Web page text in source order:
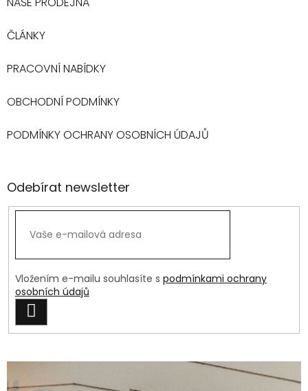
ČLÁNKY
PRACOVNÍ NABÍDKY
OBCHODNÍ PODMÍNKY
PODMÍNKY OCHRANY OSOBNÍCH ÚDAJŮ
Odebírat newsletter
Vložením e-mailu souhlasíte s podmínkami ochrany
osobních údajů
SE